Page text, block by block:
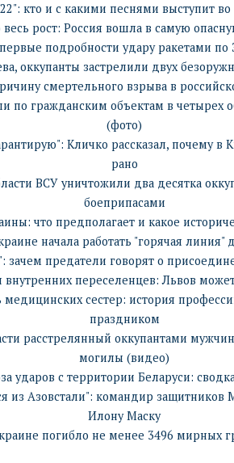
кто и с какими песнями выступит
рост: Россия вошла в самую
подробности удару ракетами
оккупанты застрелили двух
смертельного взрыва в
по гражданским объектам в четырех
(фото)
Кличко рассказал, почему в
рано
ВСУ уничтожили два десятка
боеприпасами
что предполагает и какое
начала работать "горячая линия"
зачем предатели говорят о
переселенцев: Львов
сестер: история
праздником
расстрелянный оккупантами
могилы (видео)
ударов с территории Беларуси:
из Азовстали": командир защитников
Илону Маску
погибло не менее 3496 мирных